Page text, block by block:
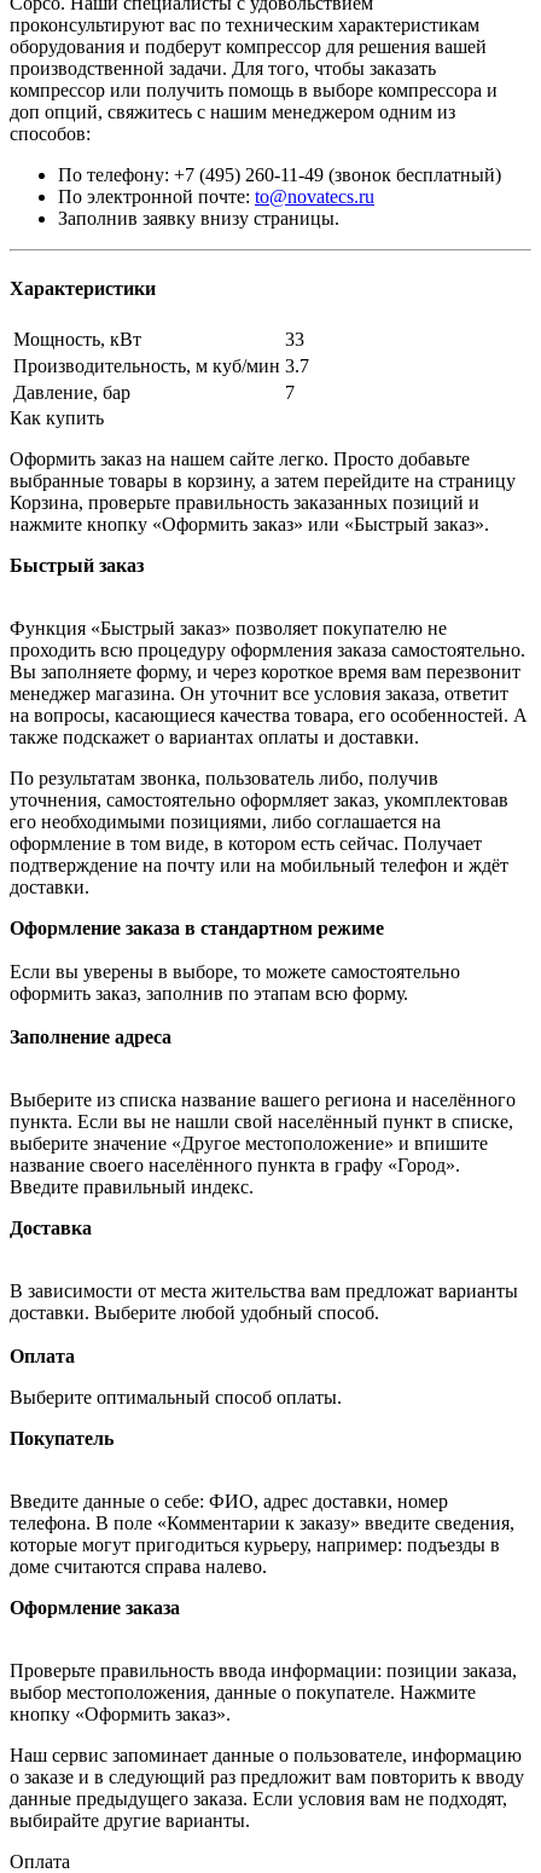
проконсультируют вас по техническим характеристикам
оборудования и подберут компрессор для решения вашей
производственной задачи. Для того, чтобы заказать
компрессор или получить помощь в выборе компрессора и
доп опций, свяжитесь с нашим менеджером одним из
способов:
По телефону: +7 (495) 260-11-49 (звонок бесплатный)
По электронной почте: to@novatecs.ru
Заполнив заявку внизу страницы.
Характеристики
Мощность, кВт
33
Производительность, м куб/мин 3.7
Давление, бар
7
Как купить
Оформить заказ на нашем сайте легко. Просто добавьте
выбранные товары в корзину, а затем перейдите на страницу
Корзина, проверьте правильность заказанных позиций и
нажмите кнопку «Оформить заказ» или «Быстрый заказ».
Быстрый заказ
Функция «Быстрый заказ» позволяет покупателю не
проходить всю процедуру оформления заказа самостоятельно.
Вы заполняете форму, и через короткое время вам перезвонит
менеджер магазина. Он уточнит все условия заказа, ответит
на вопросы, касающиеся качества товара, его особенностей. А
также подскажет о вариантах оплаты и доставки.
По результатам звонка, пользователь либо, получив
уточнения, самостоятельно оформляет заказ, укомплектовав
его необходимыми позициями, либо соглашается на
оформление в том виде, в котором есть сейчас. Получает
подтверждение на почту или на мобильный телефон и ждёт
доставки.
Оформление заказа в стандартном режиме
Если вы уверены в выборе, то можете самостоятельно
оформить заказ, заполнив по этапам всю форму.
Заполнение адреса
Выберите из списка название вашего региона и населённого
пункта. Если вы не нашли свой населённый пункт в списке,
выберите значение «Другое местоположение» и впишите
название своего населённого пункта в графу «Город».
Введите правильный индекс.
Доставка
В зависимости от места жительства вам предложат варианты
доставки. Выберите любой удобный способ.
Оплата
Выберите оптимальный способ оплаты.
Покупатель
Введите данные о себе: ФИО, адрес доставки, номер
телефона. В поле «Комментарии к заказу» введите сведения,
которые могут пригодиться курьеру, например: подъезды в
доме считаются справа налево.
Оформление заказа
Проверьте правильность ввода информации: позиции заказа,
выбор местоположения, данные о покупателе. Нажмите
кнопку «Оформить заказ».
Наш сервис запоминает данные о пользователе, информацию
о заказе и в следующий раз предложит вам повторить к вводу
данные предыдущего заказа. Если условия вам не подходят,
выбирайте другие варианты.
Оплата